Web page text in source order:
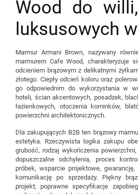
Wood do
luksusowych
Marmur Armani Brown, nazywany
marmurem Cafe Wood, charakteryzuje
odcieniem brązowym z delikatnymi
złotego. Ciepły odcień koloru oraz
go odpowiednim do wykorzystania w
hoteli, ścian akcentowych, posadzek,
łazienkowych, otoczenia kominków,
powierzchni architektonicznych.
Dla zakupujących B2B ten brązowy
estetyka. Rzeczywista logika zakupu
grubość, rodzaj wykończenia
dopuszczalne odchylenia, proces
próbek, wsparcie projektowe,
komunikację po sprzedaży. Piękny
projekt; poprawne specyfikacje